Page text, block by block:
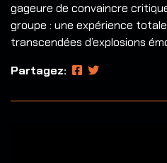
gageure de convaincre
groupe : une expérience
transcendées d’explosions
Partagez: